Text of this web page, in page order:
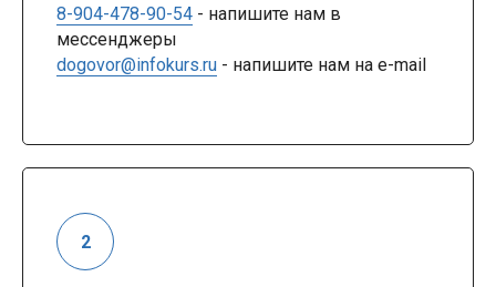
8-904-478-90-54 - напишите нам в
мессенджеры
dogovor@infokurs.ru - напишите нам на e-mail